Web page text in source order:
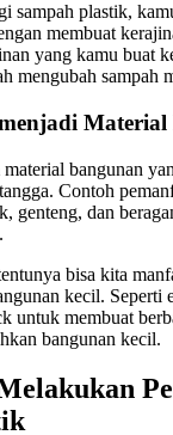
sampah plastik,
membuat
yang kamu buat
mengubah sampah
bangunan
Contoh
genteng, dan
bisa kita
kecil. Seperti
untuk membuat
bangunan kecil.